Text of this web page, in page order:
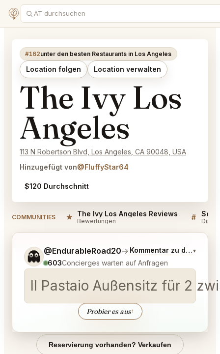
#162unter den besten Restaurants in Los Angeles
Location folgen Location verwalten
The Ivy Los
Angeles
113 N Robertson Blvd, Los Angeles, CA 90048, USA
Hinzugefügt von@FluffyStar64
$120 Durchschnitt
COMMUNITIES ★ The Ivy Los Angeles Reviews
Bewertungen #
👻 @EndurableRoad20→ Kommentar zu den▾
603Concierges warten auf Anfragen
Il Pastaio Außensitz für 2
Probier es aus↑
Sag mir noch etwas genauer, was du möchtest.
Reservierung vorhanden? Verkaufen